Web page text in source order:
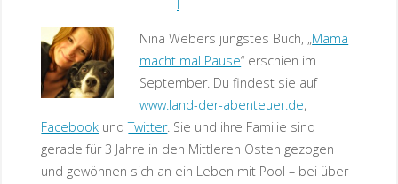
Nina Webers jüngstes Buch, „Mama
macht mal Pause“ erschien im
September. Du findest sie auf
www.land-der-abenteuer.de,
Facebook undTwitter. Sie und ihre Familie sind
gerade für 3 Jahre in den Mittleren Osten gezogen
und gewöhnen sich an ein Leben mit Pool – bei über